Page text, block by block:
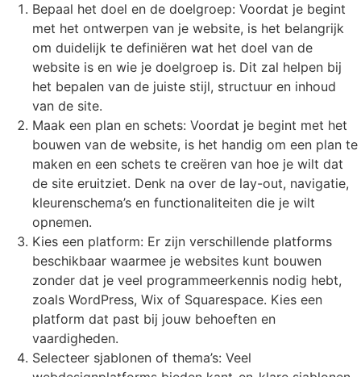
Bepaal het doel en de doelgroep: Voordat je begint
met het ontwerpen van je website, is het belangrijk
om duidelijk te definiëren wat het doel van de
website is en wie je doelgroep is. Dit zal helpen bij
het bepalen van de juiste stijl, structuur en inhoud
van de site.
Maak een plan en schets: Voordat je begint met het
bouwen van de website, is het handig om een plan te
maken en een schets te creëren van hoe je wilt dat
de site eruitziet. Denk na over de lay-out, navigatie,
kleurenschema’s en functionaliteiten die je wilt
opnemen.
Kies een platform: Er zijn verschillende platforms
beschikbaar waarmee je websites kunt bouwen
zonder dat je veel programmeerkennis nodig hebt,
zoals WordPress, Wix of Squarespace. Kies een
platform dat past bij jouw behoeften en
vaardigheden.
Selecteer sjablonen of thema’s: Veel